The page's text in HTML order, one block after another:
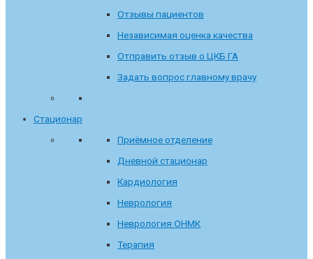
Отзывы пациентов
Независимая оценка качества
Отправить отзыв о ЦКБ ГА
Задать вопрос главному врачу
Стационар
Приёмное отделение
Дневной стационар
Кардиология
Неврология
Неврология ОНМК
Терапия